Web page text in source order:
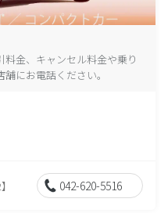
金、キャンセル料金や乗り
にお電話ください。
042-620-5516